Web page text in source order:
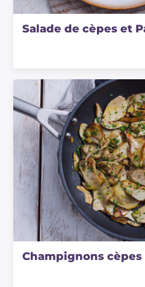
Salade de cèpes et
Champignons cèpes